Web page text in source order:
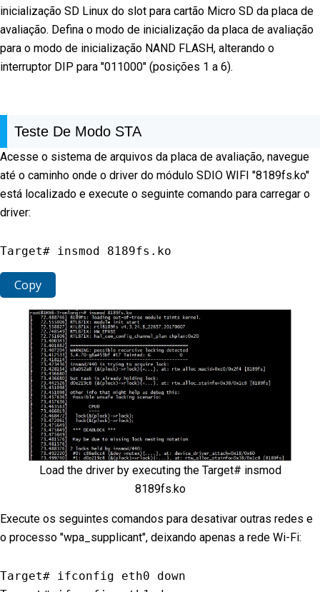
inicialização SD Linux do slot para cartão Micro SD da placa de
avaliação. Defina o modo de inicialização da placa de avaliação
para o modo de inicialização NAND FLASH, alterando o
interruptor DIP para "011000" (posições 1 a 6).
Teste De Modo STA
Acesse o sistema de arquivos da placa de avaliação, navegue
até o caminho onde o driver do módulo SDIO WIFI "8189fs.ko"
está localizado e execute o seguinte comando para carregar o
driver:
Target# insmod 8189fs . ko
Copy
Load the driver by executing the Target# insmod
8189fs.ko
Execute os seguintes comandos para desativar outras redes e
o processo "wpa_supplicant", deixando apenas a rede Wi-Fi:
Target# ifconfig eth0 down